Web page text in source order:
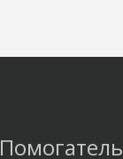
Помогатель